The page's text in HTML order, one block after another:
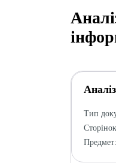
Тип
Предмет: